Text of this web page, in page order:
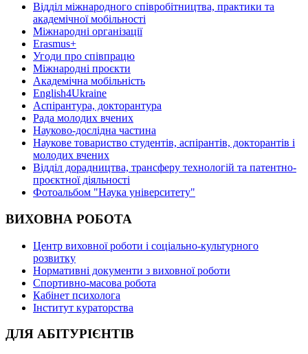
Відділ міжнародного співробітництва, практики та
академічної мобільності
Міжнародні організації
Erasmus+
Угоди про співпрацю
Міжнародні проєкти
Академічна мобільність
English4Ukraine
Аспірантура, докторантура
Рада молодих вчених
Науково-дослідна частина
Наукове товариство студентів, аспірантів, докторантів і
молодих вчених
Відділ дорадництва, трансферу технологій та патентно-
проєктної діяльності
Фотоальбом "Наука університету"
ВИХОВНА РОБОТА
Центр виховної роботи і соціально-культурного
розвитку
Нормативні документи з виховної роботи
Спортивно-масова робота
Кабінет психолога
Інститут кураторства
ДЛЯ АБІТУРІЄНТІВ